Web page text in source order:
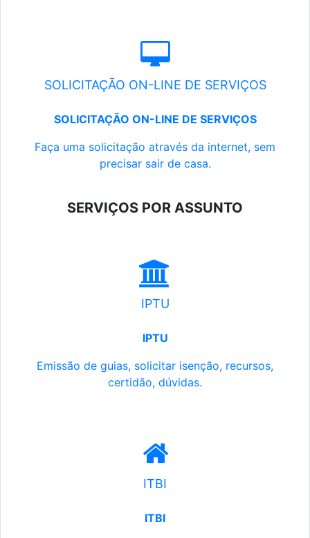
SOLICITAÇÃO ON-LINE DE SERVIÇOS
SOLICITAÇÃO ON-LINE DE SERVIÇOS
Faça uma solicitação através da internet, sem
precisar sair de casa.
SERVIÇOS POR ASSUNTO
IPTU
IPTU
Emissão de guias, solicitar isenção, recursos,
certidão, dúvidas.
ITBI
ITBI